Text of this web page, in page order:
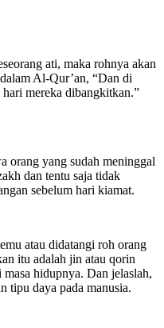
ati, maka rohnya akan
Al-Qur’an, “Dan di
hari mereka dibangkitkan.”
orang yang sudah meninggal
dan tentu saja tidak
sebelum hari kiamat.
atau didatangi roh orang
itu adalah jin atau qorin
hidupnya. Dan jelaslah,
tipu daya pada manusia.